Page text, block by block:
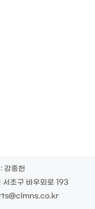
강종헌
서초구 바우뫼로 193